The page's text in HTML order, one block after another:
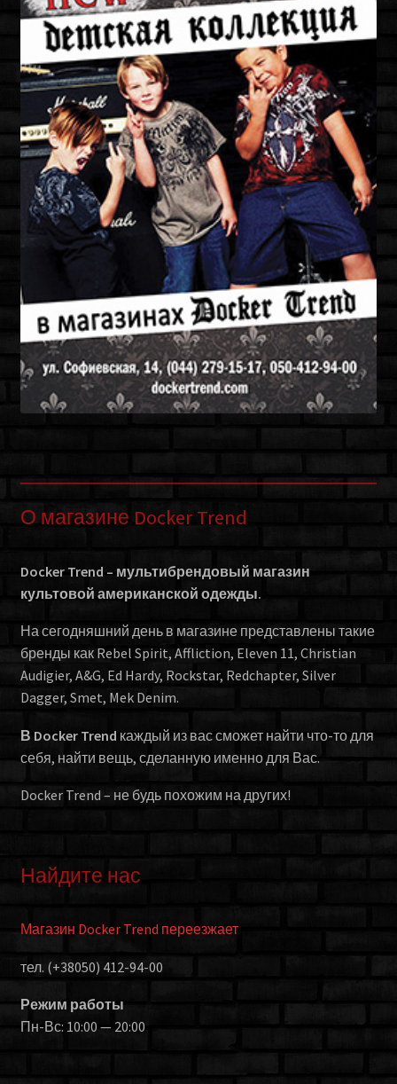
О магазине Docker Trend
Docker Trend – мультибрендовый магазин
культовой американской одежды.
На сегодняшний день в магазине представлены такие
бренды как Rebel Spirit, Affliction, Eleven 11, Christian
Audigier, A&G, Ed Hardy, Rockstar, Redchapter, Silver
Dagger, Smet, Mek Denim.
В Docker Trend каждый из вас сможет найти что-то для
себя, найти вещь, сделанную именно для Вас.
Docker Trend – не будь похожим на других!
Найдите нас
Магазин Docker Trend переезжает
тел. (+38050) 412-94-00
Режим работы
Пн-Вс: 10:00 — 20:00